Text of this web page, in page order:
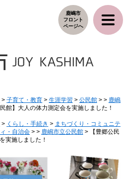
鹿嶋市
フロント
ページへ
> 子育て・教育 > 生涯学習 > 公民館 > > 鹿嶋
民館】大人の体力測定会を実施しました！
> くらし・手続き > まちづくり・コミュニテ
・自治会 > > 鹿嶋市立公民館 >
【豊郷公民
実施しました！